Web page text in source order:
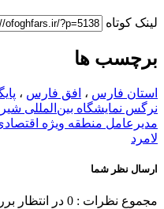
لینک کوتاه
برچسب ها
استان فارس ، افق فارس ،
نرگس نمایشگاه بین‌المللی
مدیرعامل منطقه ویژه
لامرد
ارسال نظر شما
مجموع نظرات : 0 در انتظار